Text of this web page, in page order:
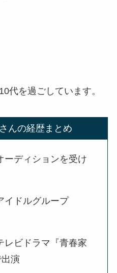
代を過ごしています。
んの経歴まとめ
ーディションを受け
イドルグループ
レビドラマ『青春家
演